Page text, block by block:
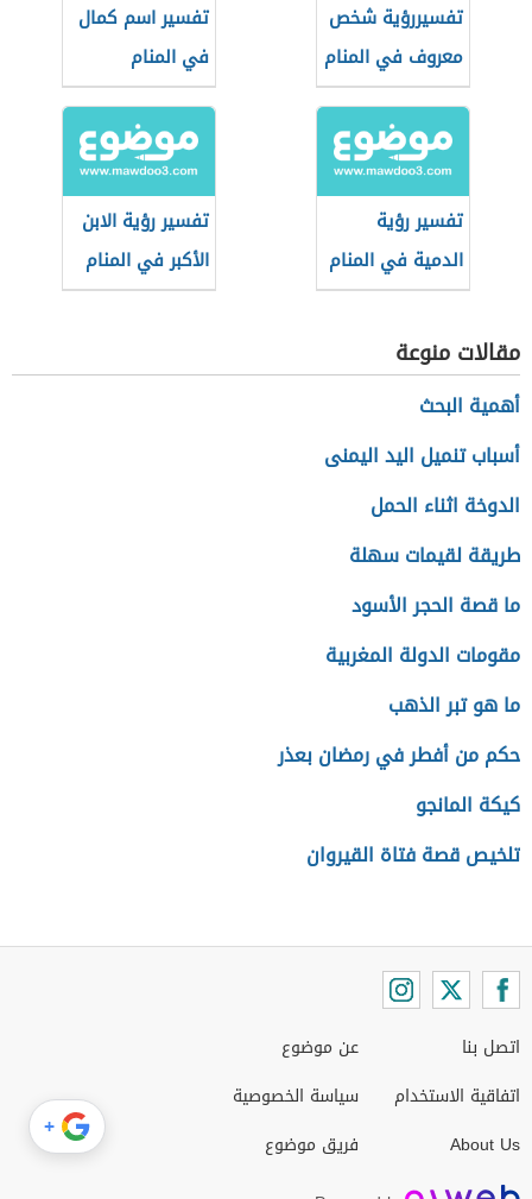
تفسيررؤية شخص
معروف في المنام
تفسير اسم كمال
في المنام
تفسير رؤية
الدمية في المنام
تفسير رؤية الابن
الأكبر في المنام
مقالات منوعة
أهمية البحث
أسباب تنميل اليد اليمنى
الدوخة اثناء الحمل
طريقة لقيمات سهلة
ما قصة الحجر الأسود
مقومات الدولة المغربية
ما هو تبر الذهب
حكم من أفطر في رمضان بعذر
كيكة المانجو
تلخيص قصة فتاة القيروان
اتصل بنا
اتفاقية الاستخدام
About Us
عن موضوع
سياسة الخصوصية
فريق موضوع
+